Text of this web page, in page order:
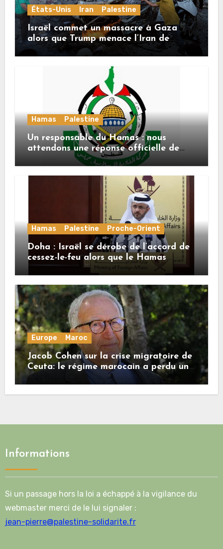
États-Unis Iran Palestine
Israël commet un massacre à Gaza
alors que Trump menace l’Iran de
«décapitation»
Hamas Palestine
Un responsable du Hamas : nous
attendons une réponse officielle de
Mladenov concernant la feuille de
route de la deuxième phase de l’accord
Hamas Palestine Proche-Orient
Doha : Israël se dérobe de l’accord de
cessez-le-feu alors que le Hamas
honore ses engagements
Europe Maroc
Jacob Cohen sur la crise migratoire de
Ceuta: le régime marocain a perdu une
bonne part de sa crédibilité vis-à-vis
de l’Union européenne
Informations
Si un passage hors la loi a échappé à la vigilance du
webmaster merci de le lui signaler :
jean-pierre@palestine-solidarite.fr